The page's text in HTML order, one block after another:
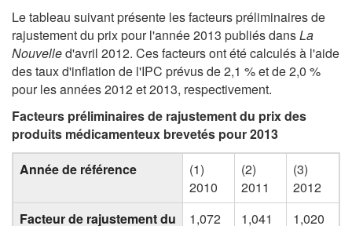
Le tableau suivant présente les facteurs préliminaires de
rajustement du prix pour l'année 2013 publiés dansLa
Nouvelled'avril 2012. Ces facteurs ont été calculés à l'aide
des taux d'inflation de l'IPC prévus de 2,1 % et de 2,0 %
pour les années 2012 et 2013, respectivement.
Facteurs préliminaires de rajustement du prix des
produits médicamenteux brevetés pour 2013
Année de référence
(1)
2010
(2)
2011
(3)
2012
Facteur de rajustement du
1,072 1,041 1,020